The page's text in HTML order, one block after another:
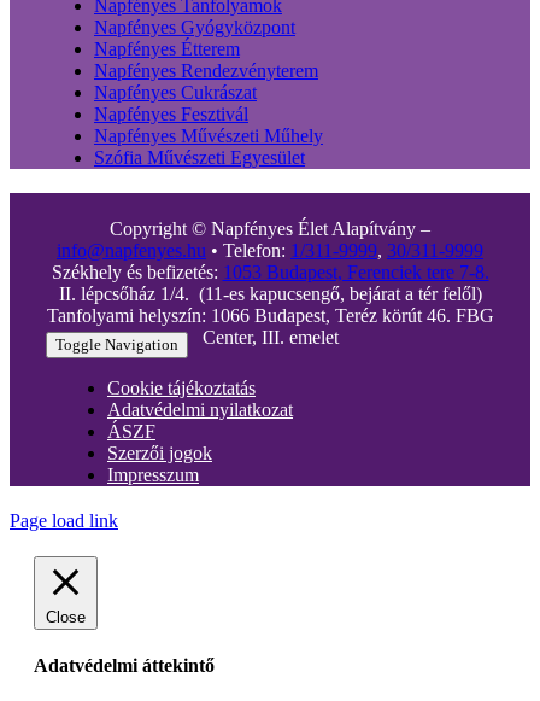
Napfényes Tanfolyamok
Napfényes Gyógyközpont
Napfényes Étterem
Napfényes Rendezvényterem
Napfényes Cukrászat
Napfényes Fesztivál
Napfényes Művészeti Műhely
Szófia Művészeti Egyesület
Copyright © Napfényes Élet Alapítvány –
info@napfenyes.hu • Telefon: 1/311-9999, 30/311-9999
Székhely és befizetés: 1053 Budapest, Ferenciek tere 7-8.
II. lépcsőház 1/4. (11-es kapucsengő, bejárat a tér felől)
Tanfolyami helyszín: 1066 Budapest, Teréz körút 46. FBG
Center, III. emelet
Toggle Navigation
Cookie tájékoztatás
Adatvédelmi nyilatkozat
ÁSZF
Szerzői jogok
Impresszum
Page load link
Close
Adatvédelmi áttekintő